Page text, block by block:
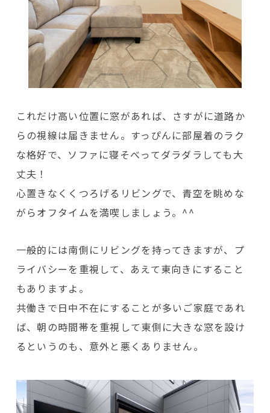
これだけ高い位置に窓があれば、さすがに道路か
らの視線は届きません。すっぴんに部屋着のラク
な格好で、ソファに寝そべってダラダラしても大
丈夫！
心置きなくくつろげるリビングで、青空を眺めな
がらオフタイムを満喫しましょう。^^
一般的には南側にリビングを持ってきますが、プ
ライバシーを重視して、あえて東向きにすること
もありますよ。
共働きで日中不在にすることが多いご家庭であれ
ば、朝の時間帯を重視して東側に大きな窓を設け
るというのも、意外と悪くありません。